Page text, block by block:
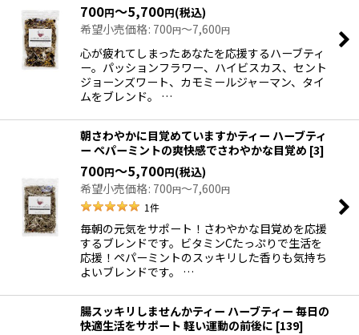
700円～5,700円(税込)
希望小売価格: 700円～7,600円
心が疲れてしまったあなたを応援するハーブティ
ー。パッションフラワー、ハイビスカス、セント
ジョーンズワート、カモミールジャーマン、タイ
ムをブレンド。 …
朝さわやかに目覚めていますかティー ハーブティ
ー ペパーミントの爽快感でさわやかな目覚め [3]
700円～5,700円(税込)
希望小売価格: 700円～7,600円
1件
毎朝の元気をサポート！さわやかな目覚めを応援
するブレンドです。ビタミンCたっぷりで生活を
応援！ペパーミントのスッキリした香りも気持ち
よいブレンドです。 …
腸スッキリしませんかティー ハーブティー 毎日の
快適生活をサポート 軽い運動の前後に [139]